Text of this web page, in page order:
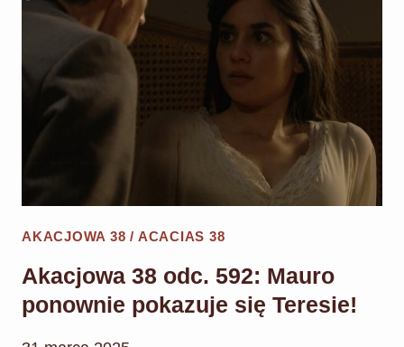
FELIPE
AKCEPTUJE
ODEJŚCIE
AKACJOWA 38 / ACACIAS 38
Akacjowa 38 odc. 592: Mauro
ponownie pokazuje się Teresie!